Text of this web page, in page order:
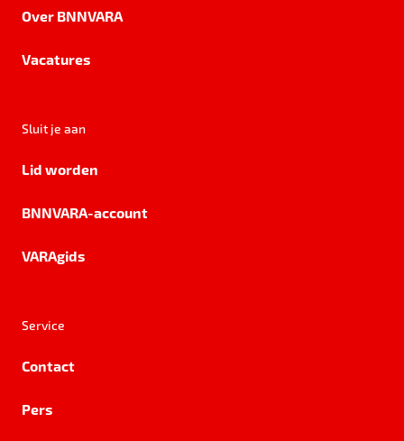
Over BNNVARA
Vacatures
Sluit je aan
Lid worden
BNNVARA-account
VARAgids
Service
Contact
Pers